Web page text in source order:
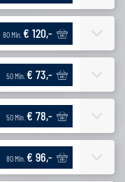
80 Min. € 120,-
50 Min. € 73,-
50 Min. € 78,-
80 Min. € 96,-